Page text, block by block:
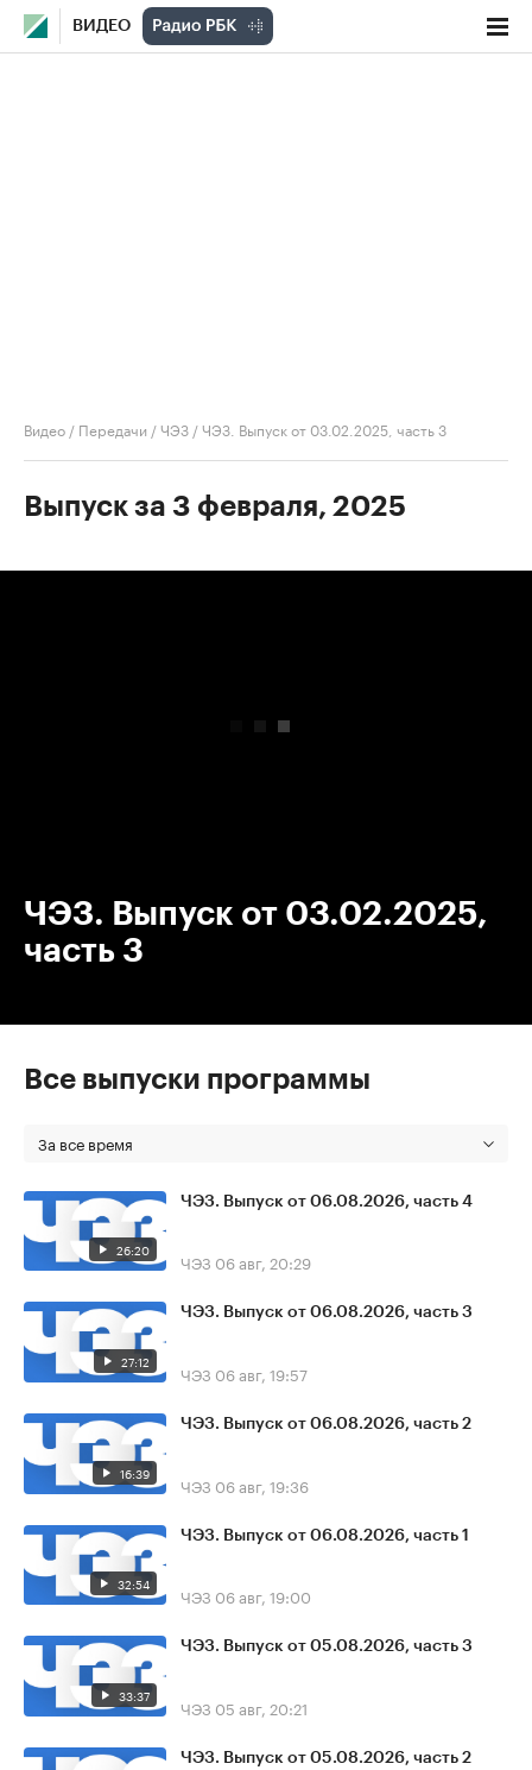
ВИДЕО
Видео / Передачи /ЧЭЗ /ЧЭЗ. Выпуск от 03.02.2025, часть 3
Выпуск за 3 февраля, 2025
ЧЭЗ. Выпуск от 03.02.2025,
часть 3
Все выпуски программы
За все время
26:20
ЧЭЗ. Выпуск от 06.08.2026, часть 4
ЧЭЗ 06 авг, 20:29
27:12
ЧЭЗ. Выпуск от 06.08.2026, часть 3
ЧЭЗ 06 авг, 19:57
16:39
ЧЭЗ. Выпуск от 06.08.2026, часть 2
ЧЭЗ 06 авг, 19:36
32:54
ЧЭЗ. Выпуск от 06.08.2026, часть 1
ЧЭЗ 06 авг, 19:00
33:37
ЧЭЗ. Выпуск от 05.08.2026, часть 3
ЧЭЗ 05 авг, 20:21
ЧЭЗ. Выпуск от 05.08.2026, часть 2